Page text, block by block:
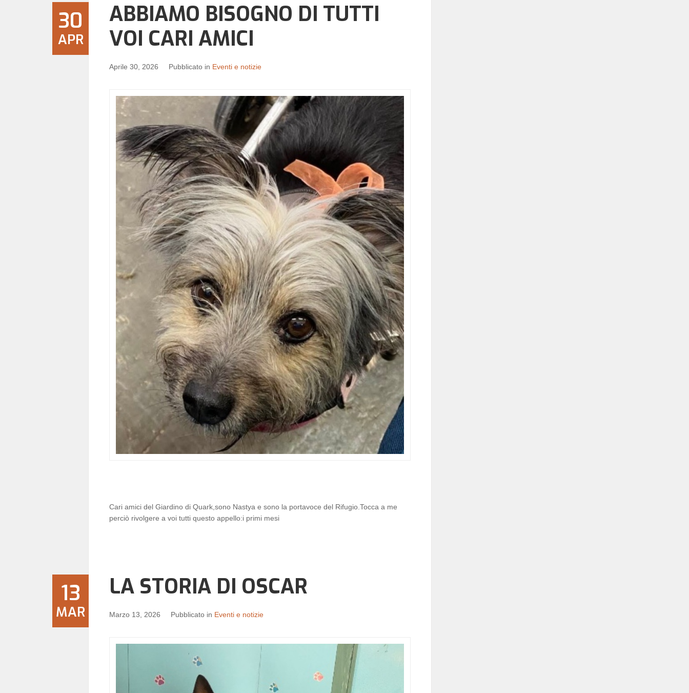
30
APR
ABBIAMO BISOGNO DI TUTTI
VOI CARI AMICI
Aprile 30, 2026 Pubblicato in Eventi e notizie
Cari amici del Giardino di Quark,sono Nastya e sono la portavoce del Rifugio.Tocca a me
perciò rivolgere a voi tutti questo appello:i primi mesi
13
MAR
LA STORIA DI OSCAR
Marzo 13, 2026 Pubblicato in Eventi e notizie